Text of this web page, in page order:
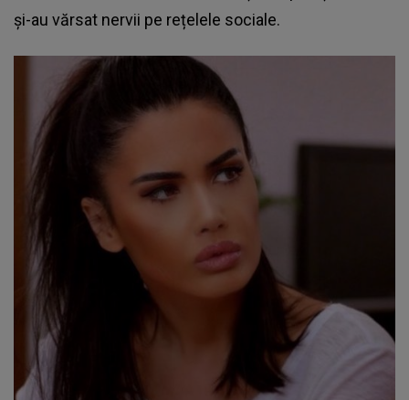
și-au vărsat nervii pe rețelele sociale.